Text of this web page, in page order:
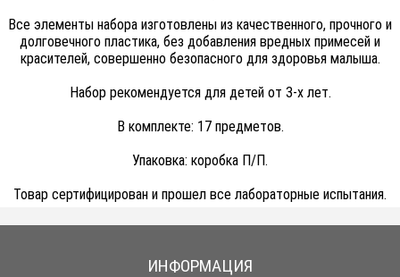
Все элементы набора изготовлены из качественного, прочного и
долговечного пластика, без добавления вредных примесей и
красителей, совершенно безопасного для здоровья малыша.
Набор рекомендуется для детей от 3-х лет.
В комплекте: 17 предметов.
Упаковка: коробка П/П.
Товар сертифицирован и прошел все лабораторные испытания.
ИНФОРМАЦИЯ